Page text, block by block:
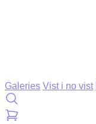
Galeries Vist i no vist